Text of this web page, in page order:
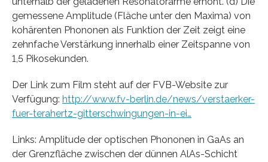
gemessene Amplitude (Fläche unter den Maxima) von
kohärenten Phononen als Funktion der Zeit zeigt eine
zehnfache Verstärkung innerhalb einer Zeitspanne von
1,5 Pikosekunden.
Der Link zum Film steht auf der FVB-Website zur
Verfügung: http://www.fv-berlin.de/news/verstaerker-
fuer-terahertz-gitterschwingungen-in-ei…
Links: Amplitude der optischen Phononen in GaAs an
der Grenzfläche zwischen der dünnen AlAs-Schicht